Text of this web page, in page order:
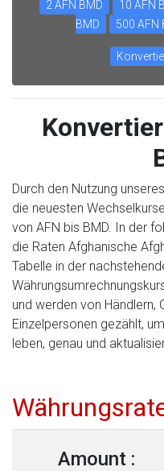
2 AFN BMD 10 AFN
BMD
500 AFN
Durch den Nutzung
die neuesten
von AFN bis BMD. In der
die Raten Afghanische
Tabelle in der
und werden von Händlern,
Einzelpersonen gezählt,
leben, genau und
Amount :